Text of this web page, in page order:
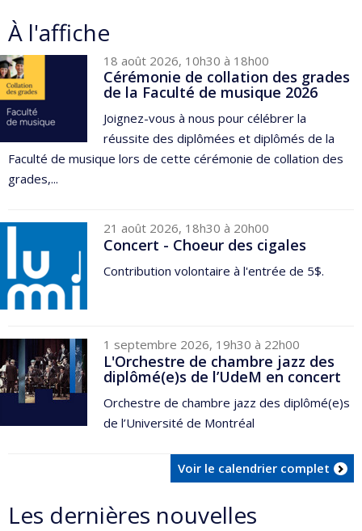
À l'affiche
18 août 2026, 10h30 à 18h00
Cérémonie de collation des grades
de la Faculté de musique 2026
Joignez-vous à nous pour célébrer la
réussite des diplômées et diplômés de la
Faculté de musique lors de cette cérémonie de collation des
grades,...
21 août 2026, 18h30 à 20h00
Concert - Choeur des cigales
Contribution volontaire à l'entrée de 5$.
1 septembre 2026, 19h30 à 22h00
L'Orchestre de chambre jazz des
diplômé(e)s de l’UdeM en concert
Orchestre de chambre jazz des diplômé(e)s
de l’Université de Montréal
Voir le calendrier complet
Les dernières nouvelles